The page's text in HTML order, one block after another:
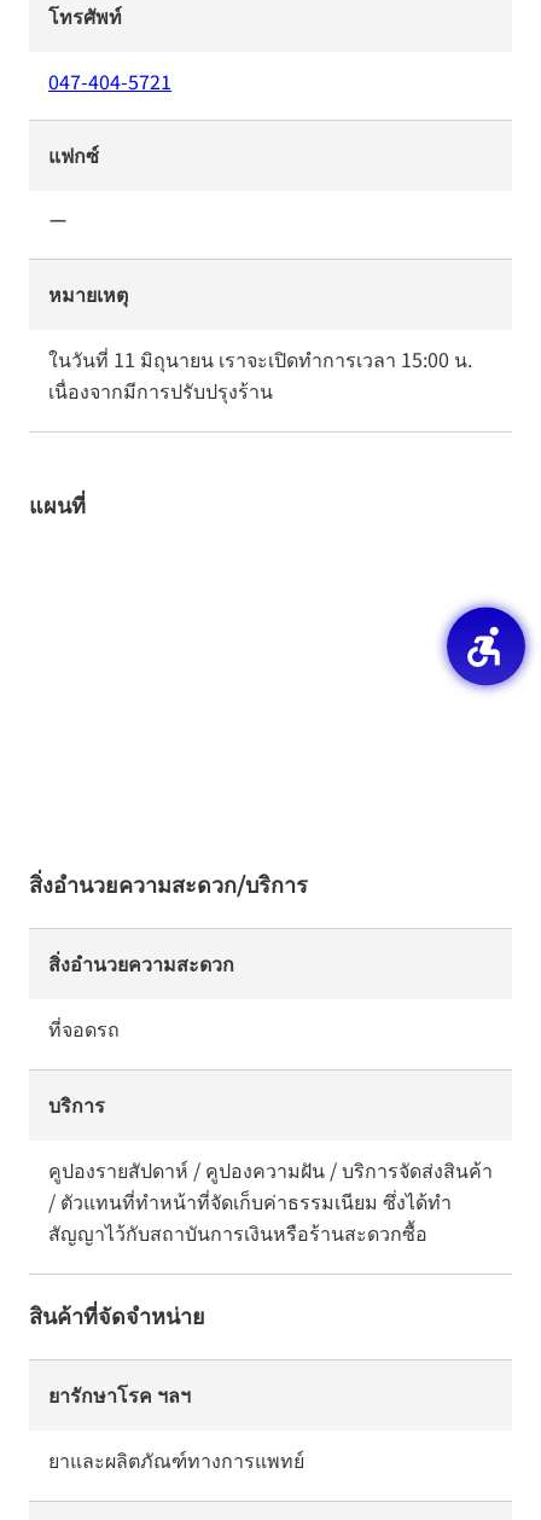
โทรศัพท์
047-404-5721
แฟกซ์
ー
หมายเหตุ
ในวันที่ 11 มิถุนายน เราจะเปิดทำการเวลา 15:00 น.
เนื่องจากมีการปรับปรุงร้าน
แผนที่
สิ่งอำนวยความสะดวก/บริการ
สิ่งอำนวยความสะดวก
ที่จอดรถ
บริการ
คูปองรายสัปดาห์ / คูปองความฝัน / บริการจัดส่งสินค้า
/ ตัวแทนที่ทำหน้าที่จัดเก็บค่าธรรมเนียม ซึ่งได้ทำ
สัญญาไว้กับสถาบันการเงินหรือร้านสะดวกซื้อ
สินค้าที่จัดจำหน่าย
ยารักษาโรค ฯลฯ
ยาและผลิตภัณฑ์ทางการแพทย์